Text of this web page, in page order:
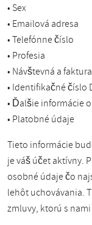
• Sex
• Emailová adresa
• Telefónne číslo
• Profesia
• Návštevná a
• Identifikačné číslo
• Ďalšie informácie
• Platobné údaje
Tieto informácie
je váš účet aktívny.
osobné údaje čo
lehôt uchovávania.
zmluvy, ktorú s